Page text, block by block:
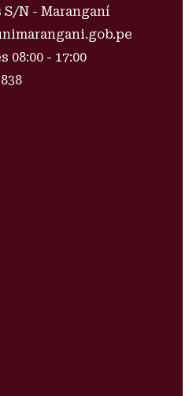
S/N - Maranganí
08:00 - 17:00